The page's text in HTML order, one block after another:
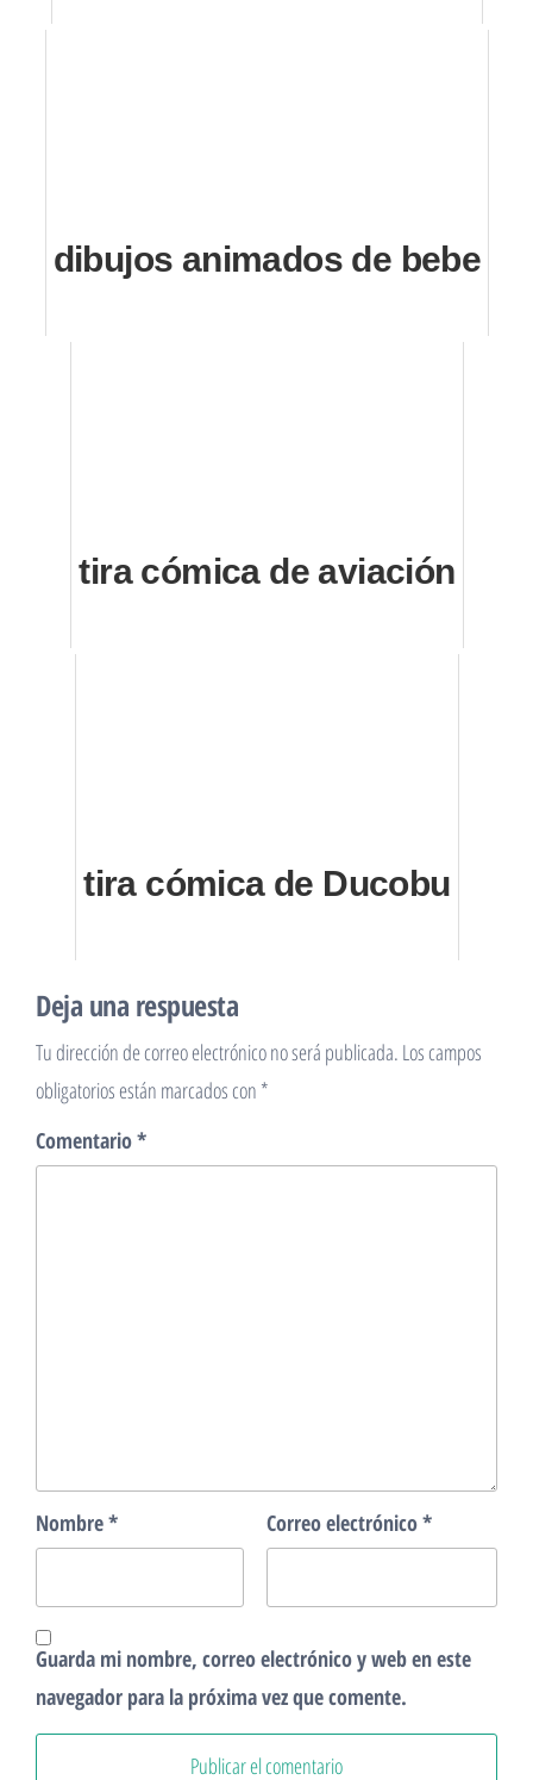
dibujos animados de bebe
tira cómica de aviación
tira cómica de Ducobu
Deja una respuesta
Tu dirección de correo electrónico no será publicada. Los campos
obligatorios están marcados con *
Comentario*
Nombre* Correo electrónico*
Guarda mi nombre, correo electrónico y web en este
navegador para la próxima vez que comente.